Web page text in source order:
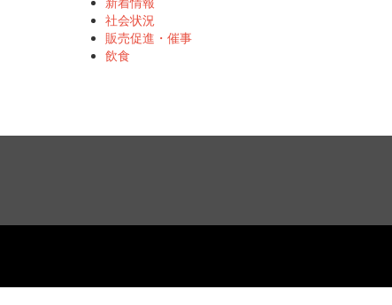
社会状況
販売促進・催事
飲食